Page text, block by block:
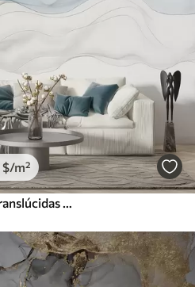
$/m²
Ondas fluidas de texturas translúcidas en tonos azul oscuro, azul claro y blanco sobre un fondo claro